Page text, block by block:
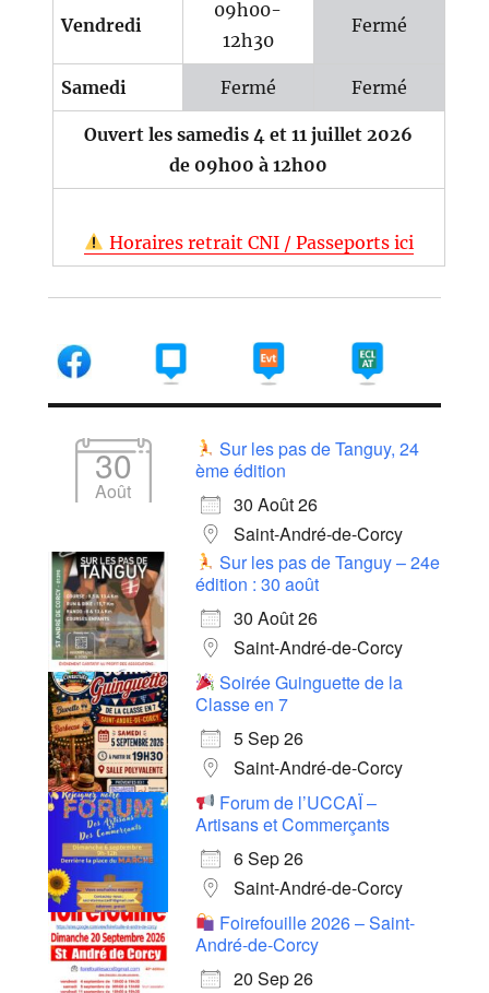
Vendredi
09h00-
12h30
Fermé
Samedi Fermé Fermé
Ouvert les samedis 4 et 11 juillet 2026
de 09h00 à 12h00
Horaires retrait CNI / Passeports ici
30
Août
Sur les pas de Tanguy, 24
ème édition
30 Août 26
Saint-André-de-Corcy
Sur les pas de Tanguy – 24e
édition : 30 août
30 Août 26
Saint-André-de-Corcy
Soirée Guinguette de la
Classe en 7
5 Sep 26
Saint-André-de-Corcy
Forum de l’UCCAÏ –
Artisans et Commerçants
6 Sep 26
Saint-André-de-Corcy
Foirefouille 2026 – Saint-
André-de-Corcy
20 Sep 26